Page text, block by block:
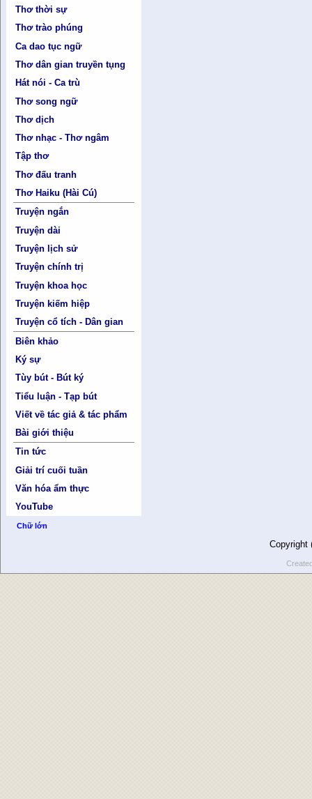
Thơ thời sự
Thơ trào phúng
Ca dao tục ngữ
Thơ dân gian truyền tụng
Hát nói - Ca trù
Thơ song ngữ
Thơ dịch
Thơ nhạc - Thơ ngâm
Tập thơ
Thơ đấu tranh
Thơ Haiku (Hài Cú)
Truyện ngắn
Truyện dài
Truyện lịch sử
Truyện chính trị
Truyện khoa học
Truyện kiếm hiệp
Truyện cổ tích - Dân gian
Biên khảo
Ký sự
Tùy bút - Bút ký
Tiểu luận - Tạp bút
Viết về tác giả & tác phẩm
Bài giới thiệu
Tin tức
Giải trí cuối tuần
Văn hóa ẩm thực
YouTube
Chữ lớn
Copyright